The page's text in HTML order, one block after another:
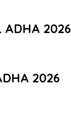
ADHA 2026
2026